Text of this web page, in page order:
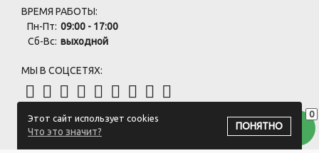
0
Этот сайт использует cookies
Что это значит?
ПОНЯТНО
ВРЕМЯ РАБОТЫ:
Пн-Пт: 09:00 - 17:00
Сб-Вс: выходной
МЫ В СОЦСЕТЯХ:
ПОДПИСАТЬСЯ НА РАССЫЛКУ